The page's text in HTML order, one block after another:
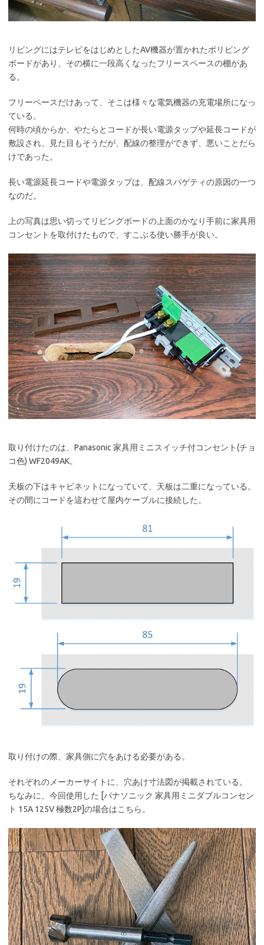
リビングにはテレビをはじめとしたAV機器が置かれたボリビング
ボードがあり、その横に一段高くなったフリースペースの棚があ
る。
フリーペースだけあって、そこは様々な電気機器の充電場所になっ
ている。
何時の頃からか、やたらとコードが長い電源タップや延長コードが
敷設され、見た目もそうだが、配線の整理ができず、悪いことだら
けであった。
長い電源延長コードや電源タップは、配線スパゲティの原因の一つ
なのだ。
上の写真は思い切ってリビングボードの上面のかなり手前に家具用
コンセントを取付けたもので、すこぶる使い勝手が良い。
取り付けたのは、Panasonic 家具用ミニスイッチ付コンセント(チョ
コ色) WF2049AK。
天板の下はキャビネットになっていて、天板は二重になっている。
その間にコードを這わせて屋内ケーブルに接続した。
取り付けの際、家具側に穴をあける必要がある。
それぞれのメーカーサイトに、穴あけ寸法図が掲載されている。
ちなみに、今回使用した [パナソニック 家具用ミニダブルコンセン
ト 15A 125V 極数2P]の場合はこちら。